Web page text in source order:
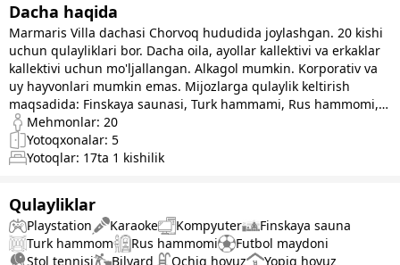
Dacha haqida
Marmaris Villa dachasi Chorvoq hududida joylashgan. 20 kishi
uchun qulayliklari bor. Dacha oila, ayollar kallektivi va erkaklar
kallektivi uchun mo'ljallangan. Alkagol mumkin. Korporativ va
uy hayvonlari mumkin emas. Mijozlarga qulaylik keltirish
maqsadida: Finskaya saunasi, Turk hammami, Rus hammomi,
Playstation, Karaoke, Wifi, Futbol stadioni, Stol tennisi,
Badminton, Narda, Yozgi oshxona, Barbekyu, Mangal, Kalyan,
Jakuzi, Bilyard, Yozgi basseyn va Qishgi basseyn kabi
zamonaviy stilda.
Mehmonlar: 20
Yotoqxonalar: 5
Yotoqlar: 17ta 1 kishilik
Qulayliklar
Playstation Karaoke Kompyuter
Finskaya sauna
Turk hammom
Rus hammomi
Futbol maydoni
Stol tennisi
Bilyard Ochiq hovuz Yopiq hovuz